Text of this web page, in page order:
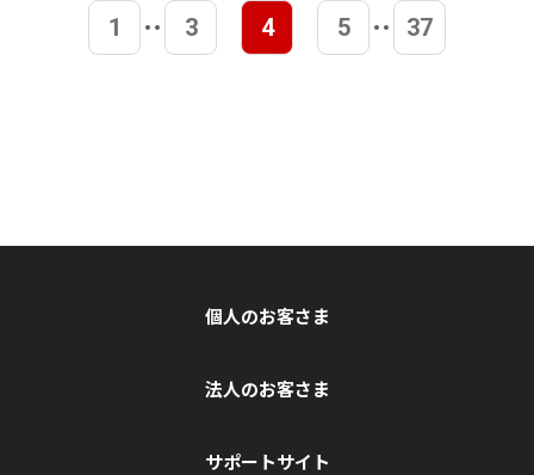
1 3 4 5 37
個人のお客さま
法人のお客さま
サポートサイト